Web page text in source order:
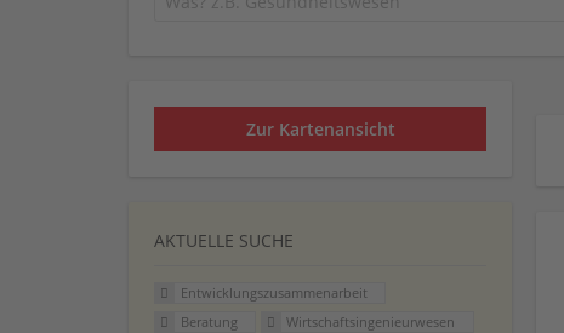
Zur Kartenansicht
AKTUELLE SUCHE
Entwicklungszusammenarbeit
Beratung
Wirtschaftsingenieurwesen